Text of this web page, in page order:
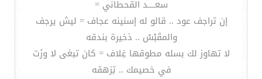
سعــــد القحطاني =
إن تراجف عود .. قالو له إسنينه عجاف = ليش يرجف
والمقَبْسْ .. ذخيرة بندقه
لا تهاوز لك بسله مطوقها غِلاف = كان تبغى لا وزَت
في خصيمك .. تِزهقه